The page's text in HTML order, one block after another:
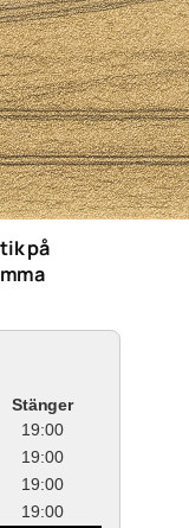
på
Stänger
19:00
19:00
19:00
19:00